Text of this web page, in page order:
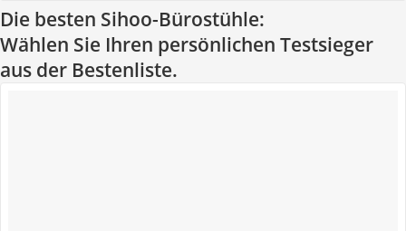
Die besten Sihoo-Bürostühle:
Wählen Sie Ihren persönlichen Testsieger
aus der Bestenliste.